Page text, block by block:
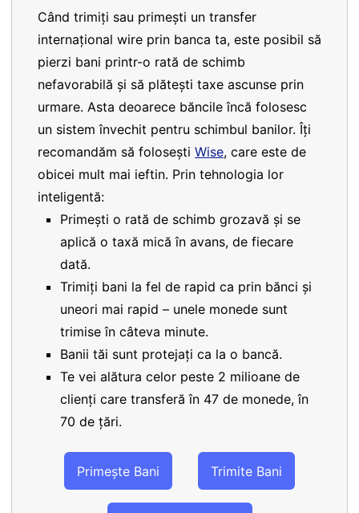
Când trimiți sau primești un transfer
internațional wire prin banca ta, este posibil să
pierzi bani printr-o rată de schimb
nefavorabilă și să plătești taxe ascunse prin
urmare. Asta deoarece băncile încă folosesc
un sistem învechit pentru schimbul banilor. Îți
recomandăm să folosești Wise, care este de
obicei mult mai ieftin. Prin tehnologia lor
inteligentă:
Primești o rată de schimb grozavă și se
aplică o taxă mică în avans, de fiecare
dată.
Trimiți bani la fel de rapid ca prin bănci și
uneori mai rapid – unele monede sunt
trimise în câteva minute.
Banii tăi sunt protejați ca la o bancă.
Te vei alătura celor peste 2 milioane de
clienți care transferă în 47 de monede, în
70 de țări.
Primește Bani Trimite Bani